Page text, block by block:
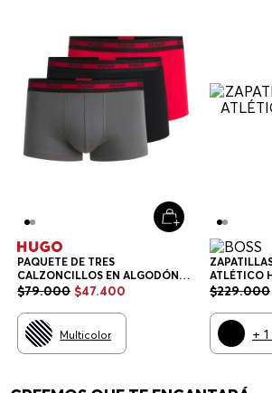
PAQUETE DE TRES
CALZONCILLOS EN ALGODÓN
ELÁSTICO CON LOGOS EN LA
HOMBRE
$79.000 $47.400
Multicolor
ATLÉTICO
$229.000
+ 1